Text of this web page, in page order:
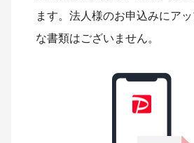
ます。法人様のお申込みにア
な書類はございません。